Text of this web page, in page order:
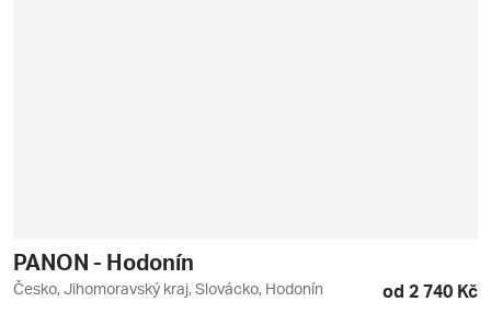
PANON - Hodonín
Česko, Jihomoravský kraj, Slovácko, Hodonín od 2 740 Kč